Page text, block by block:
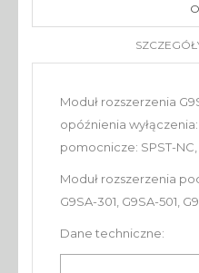
Moduł rozszerzenia
opóźnienia
pomocnicze: SPST-NC,
Moduł rozszerzenia
G9SA-301, G9SA-501,
Dane techniczne: